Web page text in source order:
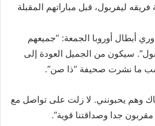
ليفربول، قبل مباراتهم المقبلة
أبطال أوروبا الجمعة: “جميعهم
سيكون من الجميل العودة إلى
ما نشرت صحيفة “ذا صن”.
وهم يحبونني. لا زلت على تواصل مع
جدا وصداقتنا قوية”.